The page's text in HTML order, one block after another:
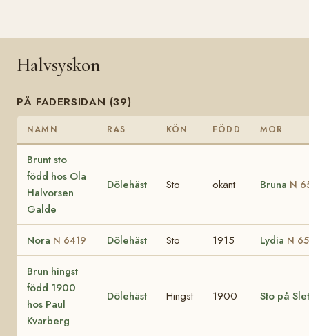
Halvsyskon
PÅ FADERSIDAN (39)
NAMN RAS KÖN FÖDD MOR
Brunt sto
född hos Ola
Halvorsen
Galde
Dölehäst Sto okänt Bruna N
Nora N 6419 Dölehäst Sto 1915 Lydia N
Brun hingst
född 1900
hos Paul
Kvarberg
Dölehäst Hingst 1900 Sto på